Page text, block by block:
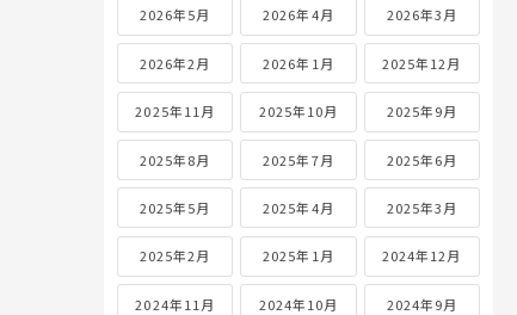
2026年5月 2026年4月 2026年3月
2026年2月 2026年1月 2025年12月
2025年11月 2025年10月 2025年9月
2025年8月 2025年7月 2025年6月
2025年5月 2025年4月 2025年3月
2025年2月 2025年1月 2024年12月
2024年11月 2024年10月 2024年9月